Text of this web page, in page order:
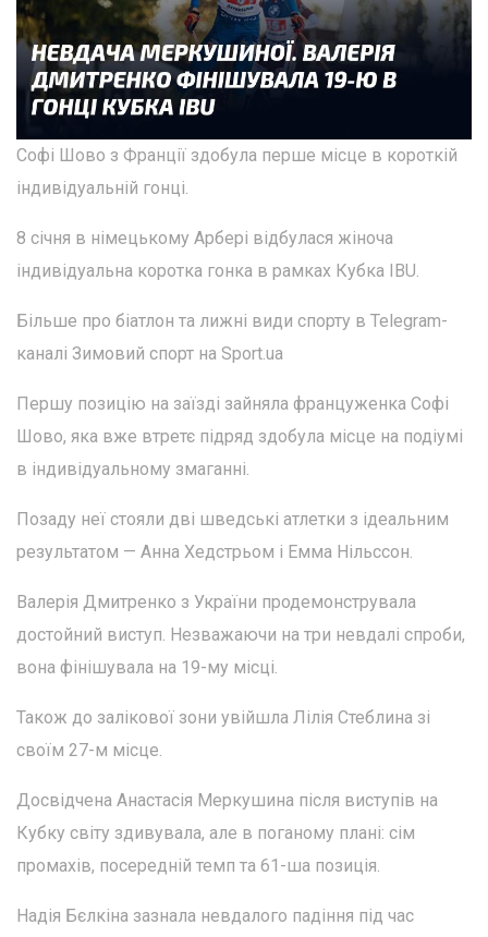
Софі Шово з Франції здобула перше місце в короткій
індивідуальній гонці.
8 січня в німецькому Арбері відбулася жіноча
індивідуальна коротка гонка в рамках Кубка IBU.
Більше про біатлон та лижні види спорту в Telegram-
каналі Зимовий спорт на Sport.ua
Першу позицію на заїзді зайняла француженка Софі
Шово, яка вже втретє підряд здобула місце на подіумі
в індивідуальному змаганні.
Позаду неї стояли дві шведські атлетки з ідеальним
результатом — Анна Хедстрьом і Емма Нільссон.
Валерія Дмитренко з України продемонструвала
достойний виступ. Незважаючи на три невдалі спроби,
вона фінішувала на 19-му місці.
Також до залікової зони увійшла Лілія Стеблина зі
своїм 27-м місце.
Досвідчена Анастасія Меркушина після виступів на
Кубку світу здивувала, але в поганому плані: сім
промахів, посередній темп та 61-ша позиція.
Надія Бєлкіна зазнала невдалого падіння під час